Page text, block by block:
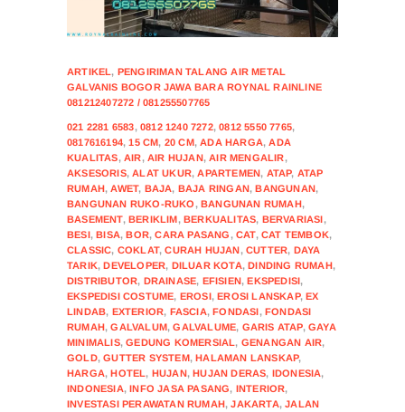
ARTIKEL, PENGIRIMAN TALANG AIR METAL
GALVANIS BOGOR JAWA BARA ROYNAL RAINLINE
081212407272 / 081255507765
021 2281 6583,0812 1240 7272,0812 5550 7765,
0817616194,15 CM, 20 CM,ADA HARGA,ADA
KUALITAS,AIR,AIR HUJAN,AIR MENGALIR,
AKSESORIS,ALAT UKUR,APARTEMEN, ATAP, ATAP
RUMAH,AWET, BAJA, BAJA RINGAN,BANGUNAN,
BANGUNAN RUKO-RUKO ,BANGUNAN RUMAH,
BASEMENT,BERIKLIM,BERKUALITAS, BERVARIASI,
BESI,BISA,BOR,CARA PASANG ,CAT,CAT TEMBOK,
CLASSIC, COKLAT,CURAH HUJAN,CUTTER, DAYA
TARIK,DEVELOPER, DILUAR KOTA,DINDING RUMAH,
DISTRIBUTOR, DRAINASE, EFISIEN,EKSPEDISI,
EKSPEDISI COSTUME, EROSI,EROSI LANSKAP,EX
LINDAB, EXTERIOR, FASCIA,FONDASI,FONDASI
RUMAH,GALVALUM,GALVALUME, GARIS ATAP,GAYA
MINIMALIS,GEDUNG KOMERSIAL, GENANGAN AIR,
GOLD,GUTTER SYSTEM,HALAMAN LANSKAP,
HARGA,HOTEL, HUJAN,HUJAN DERAS, IDONESIA,
INDONESIA,INFO JASA PASANG, INTERIOR,
INVESTASI PERAWATAN RUMAH,JAKARTA,JALAN